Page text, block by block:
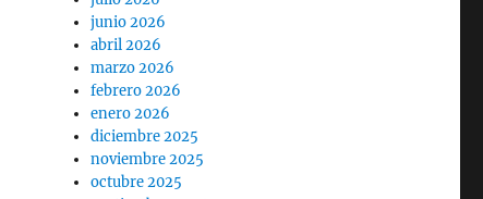
junio 2026
abril 2026
marzo 2026
febrero 2026
enero 2026
diciembre 2025
noviembre 2025
octubre 2025